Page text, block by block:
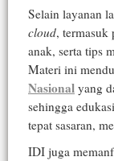
Selain layanan
cloud, termasuk
anak, serta tips
Materi ini
Nasional yang
sehingga
tepat sasaran,
IDI juga